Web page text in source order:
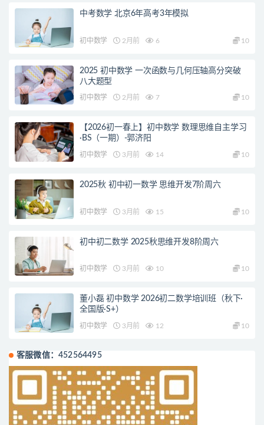
中考数学 北京6年高考3年模拟
初中数学 2月前 6 10
2025 初中数学 一次函数与几何压轴高分突破
八大题型
初中数学 2月前 7 10
【2026初一春上】初中数学 数理思维自主学习
·BS（一期）-郭济阳
初中数学 3月前 14 10
2025秋 初中初一数学 思维开发7阶周六
初中数学 3月前 15 10
初中初二数学 2025秋思维开发8阶周六
初中数学 3月前 10 10
董小磊 初中数学 2026初二数学培训班（秋下·
全国版·S+）
初中数学 3月前 12 10
客服微信：452564495